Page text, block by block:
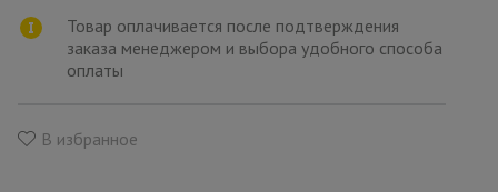
Оборудование
для работы с
арматурой
Товар оплачивается после подтверждения
заказа менеджером и выбора удобного способа
оплаты
В избранное